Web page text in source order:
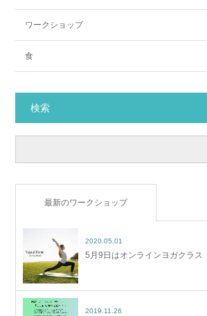
ワークショップ
食
検索
最新のワークショップ
2020.05.01
5月9日はオンラインヨガクラス
2019.11.26